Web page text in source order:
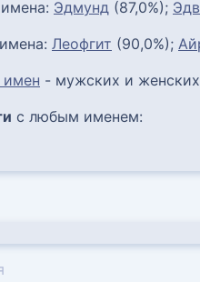
Эдмунд (87,0%);
Леофгит (90,0%);
- мужских и
с любым именем: